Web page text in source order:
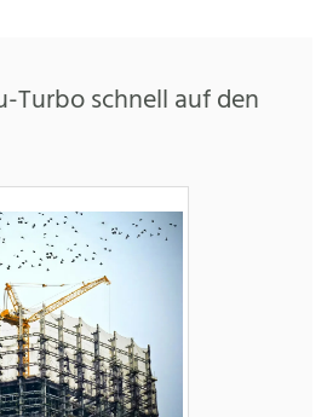
Turbo schnell auf den